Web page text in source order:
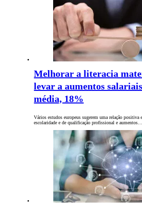
Melhorar a literacia
levar a aumentos
média, 18%
Vários estudos europeus sugerem uma relação positiva
escolaridade e de qualificação profissional e aumentos…